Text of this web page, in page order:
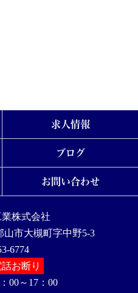
求人情報
ブログ
お問い合わせ
株式会社
市大槻町字中野5-3
6774
お断り
00～17：00